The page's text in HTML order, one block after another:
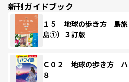
新刊ガイドブック
１５ 地球の歩き方 島
島①）３訂版
Ｃ０２ 地球の歩き方 ハ
８